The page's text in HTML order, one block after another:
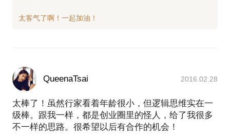
QueenaTsai 2016.02.28
太棒了！虽然行家看着年龄很小，但逻辑思维实在一
级棒。跟我一样，都是创业圈里的怪人，给了我很多
不一样的思路。很希望以后有合作的机会！